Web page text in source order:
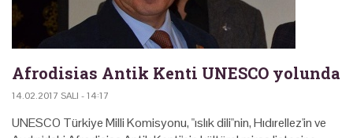
Afrodisias Antik Kenti UNESCO yolunda
14.02.2017 SALI - 14:17
UNESCO Türkiye Milli Komisyonu, "ıslık dili"nin, Hıdırellez'in ve